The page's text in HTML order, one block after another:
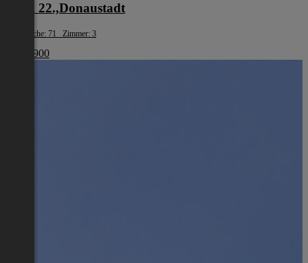
Wien 22.,Donaustadt
Wohnfläche: 71 Zimmer: 3
€ 440 900